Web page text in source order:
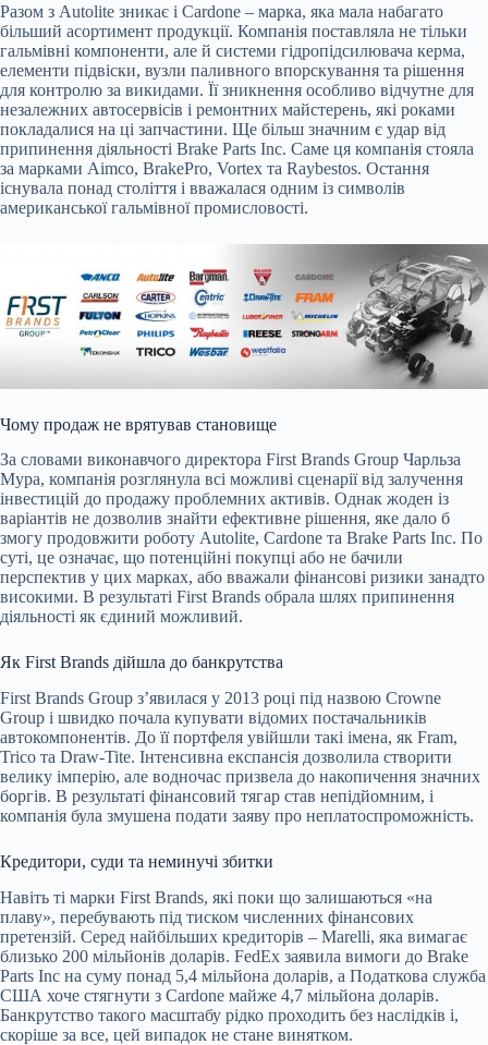
Разом з Autolite зникає і Cardone – марка, яка мала набагато
більший асортимент продукції. Компанія поставляла не тільки
гальмівні компоненти, але й системи гідропідсилювача керма,
елементи підвіски, вузли паливного впорскування та рішення
для контролю за викидами. Її зникнення особливо відчутне для
незалежних автосервісів і ремонтних майстерень, які роками
покладалися на ці запчастини. Ще більш значним є удар від
припинення діяльності Brake Parts Inc. Саме ця компанія стояла
за марками Aimco, BrakePro, Vortex та Raybestos. Остання
існувала понад століття і вважалася одним із символів
американської гальмівної промисловості.
Чому продаж не врятував становище
За словами виконавчого директора First Brands Group Чарльза
Мура, компанія розглянула всі можливі сценарії від залучення
інвестицій до продажу проблемних активів. Однак жоден із
варіантів не дозволив знайти ефективне рішення, яке дало б
змогу продовжити роботу Autolite, Cardone та Brake Parts Inc. По
суті, це означає, що потенційні покупці або не бачили
перспектив у цих марках, або вважали фінансові ризики занадто
високими. В результаті First Brands обрала шлях припинення
діяльності як єдиний можливий.
Як First Brands дійшла до банкрутства
First Brands Group з’явилася у 2013 році під назвою Crowne
Group і швидко почала купувати відомих постачальників
автокомпонентів. До її портфеля увійшли такі імена, як Fram,
Trico та Draw-Tite. Інтенсивна експансія дозволила створити
велику імперію, але водночас призвела до накопичення значних
боргів. В результаті фінансовий тягар став непідйомним, і
компанія була змушена подати заяву про неплатоспроможність.
Кредитори, суди та неминучі збитки
Навіть ті марки First Brands, які поки що залишаються «на
плаву», перебувають під тиском численних фінансових
претензій. Серед найбільших кредиторів – Marelli, яка вимагає
близько 200 мільйонів доларів. FedEx заявила вимоги до Brake
Parts Inc на суму понад 5,4 мільйона доларів, а Податкова служба
США хоче стягнути з Cardone майже 4,7 мільйона доларів.
Банкрутство такого масштабу рідко проходить без наслідків і,
скоріше за все, цей випадок не стане винятком.